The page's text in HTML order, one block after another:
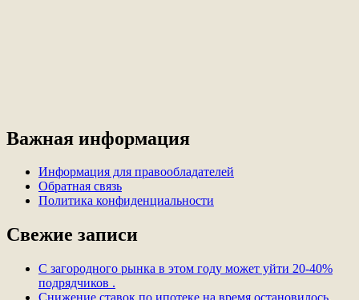
Важная информация
Информация для правообладателей
Обратная связь
Политика конфиденциальности
Свежие записи
С загородного рынка в этом году может уйти 20-40%
подрядчиков .